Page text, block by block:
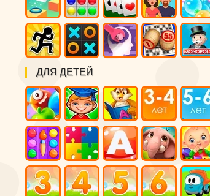
ДЛЯ ДЕТЕЙ